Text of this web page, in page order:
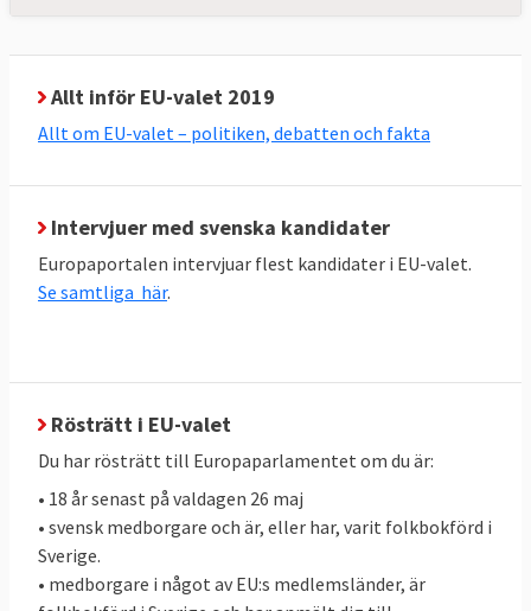
för EU-kommissionen genom EU-valet. Det
nyvalda Europaparlamentet väljer
Partigrupperna nedan står i nuvarande
storleksordning i förhållande till antalet
mandat.
Konservativa EPP-gruppen:
Manfred Weber, tysk, leder i dag EPP-
Socialdemokrater S&D:
Frans Timmermans, Nederländernas
EU-kritiska konservativa gruppen ECR:
Jan Zahradil, tjeckisk EU-parlamentariker
De gröna/ EFA:
Allt inför EU-valet 2019
Allt om EU-valet – politiken, debatten och fakta
Intervjuer med svenska kandidater
Europaportalen intervjuar flest kandidater i EU-valet.
Se samtliga här.
Rösträtt i EU-valet
Du har rösträtt till Europaparlamentet om du är:
• 18 år senast på valdagen 26 maj
• svensk medborgare och är, eller har, varit folkbokförd i
Sverige.
• medborgare i något av EU:s medlemsländer, är